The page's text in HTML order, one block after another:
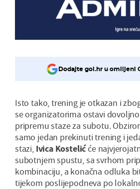
Dodajte gol.hr u omiljeni
Isto tako, trening je otkazan i
se organizatorima ostavi
pripremu staze za subotu.
samo jedan prekinuti trening i
stazi, Ivica Kostelićće
subotnjem spustu, sa svrhom
kombinaciju, a konačna odluka
tijekom poslijepodneva po